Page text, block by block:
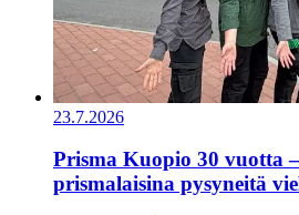
23.7.2026
Prisma Kuopio 30 vuotta
prismalaisina pysyneitä